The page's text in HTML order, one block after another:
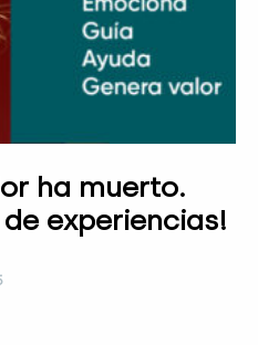
ha muerto.
experiencias!